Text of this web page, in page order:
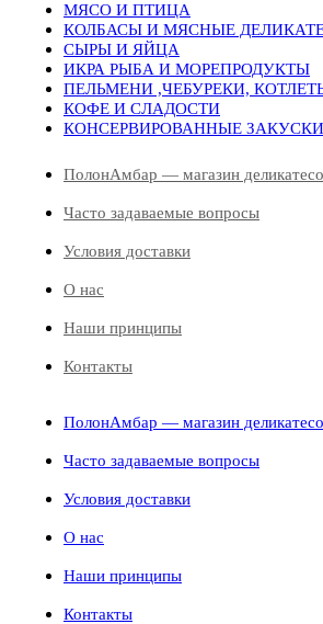
МЯСО И ПТИЦА
КОЛБАСЫ И МЯСНЫЕ
СЫРЫ И ЯЙЦА
ИКРА РЫБА И МОРЕПРОДУКТЫ
ПЕЛЬМЕНИ ,ЧЕБУРЕКИ,
КОФЕ И СЛАДОСТИ
КОНСЕРВИРОВАННЫЕ ЗАКУСКИ
ПолонАмбар — магазин
Часто задаваемые вопросы
Условия доставки
О нас
Наши принципы
Контакты
ПолонАмбар — магазин
Часто задаваемые вопросы
Условия доставки
О нас
Наши принципы
Контакты